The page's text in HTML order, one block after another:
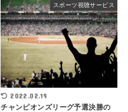
スポーツ視聴サービス
2022.02.19
チャンピオンズリーグ予選決勝の